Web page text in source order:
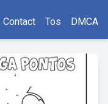
Contact Tos DMCA